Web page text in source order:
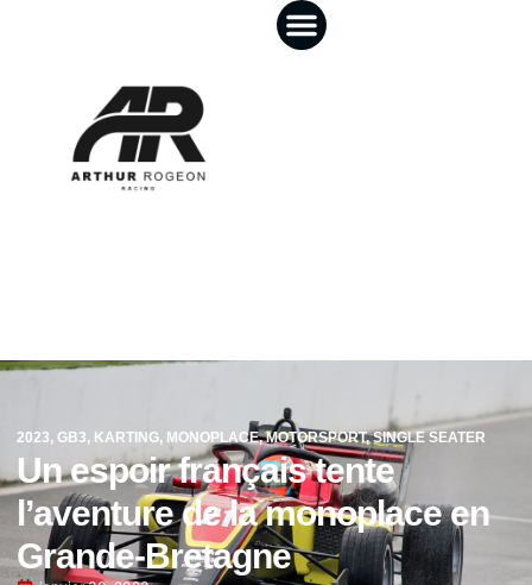
2023, GB3, KARTING, MONOPLACE,MOTORSPORT,SINGLE SEATER
Un espoir français tente
l’aventure de la monoplace en
Grande-Bretagne